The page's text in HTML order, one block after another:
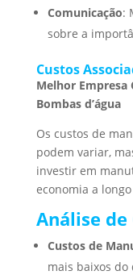
Comunicação:
sobre a
Custos
Melhor Empresa
Bombas d’água
Os custos de
podem variar,
investir em
economia a
Análise de
Custos de
mais baixos do